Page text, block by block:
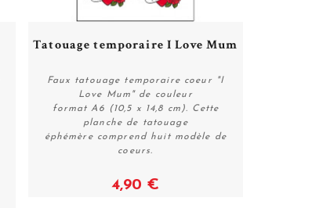
Voir
Tatouage temporaire I Love Mum
Faux tatouage temporaire coeur "I
Love Mum" de couleur
format A6 (10,5 x 14,8 cm). Cette
planche de tatouage
éphémère comprend huit modèle de
coeurs.
4,90 €